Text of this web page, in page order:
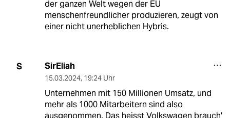
der ganzen Welt wegen der EU
menschenfreundlicher produzieren, zeugt von
einer nicht unerheblichen Hybris.
S SirEliah
15.03.2024, 19:24 Uhr
Unternehmen mit 150 Millionen Umsatz, und
mehr als 1000 Mitarbeitern sind also
ausgenommen. Das heisst Volkswagen brauch'